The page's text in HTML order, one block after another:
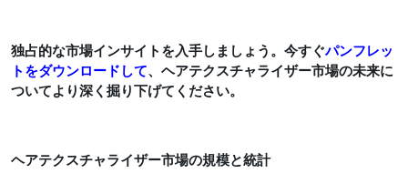
独占的な市場インサイトを入手しましょう。今すぐパンフレッ
トをダウンロードして、ヘアテクスチャライザー市場の未来に
ついてより深く掘り下げてください。
ヘアテクスチャライザー市場の規模と統計